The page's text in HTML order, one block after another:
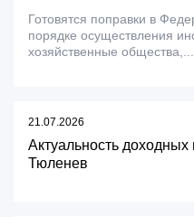
Готовятся поправки в
порядке осуществления
хозяйственные общества,...
21.07.2026
Актуальность
Тюленев